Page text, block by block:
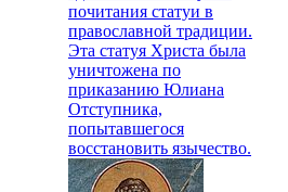
почитания статуи в
православной традиции.
Эта статуя Христа была
уничтожена по
приказанию Юлиана
Отступника,
попытавшегося
восстановить язычество.